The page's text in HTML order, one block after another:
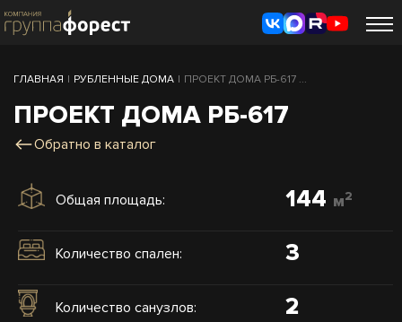
ГЛАВНАЯ | РУБЛЕННЫЕ ДОМА | ПРОЕКТ ДОМА РБ-617 ...
ПРОЕКТ ДОМА РБ-617
Обратно в каталог
Общая площадь: 144 м2
Количество спален: 3
Количество санузлов: 2